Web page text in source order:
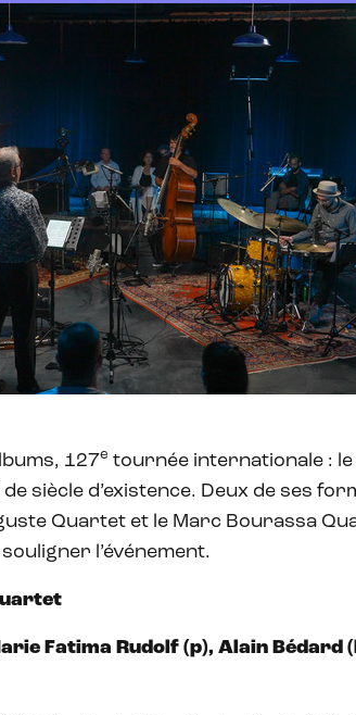
127e tournée internationale : le
siècle d’existence. Deux de ses
Quartet et le Marc Bourassa
l’événement.
Fatima Rudolf (p), Alain Bédard